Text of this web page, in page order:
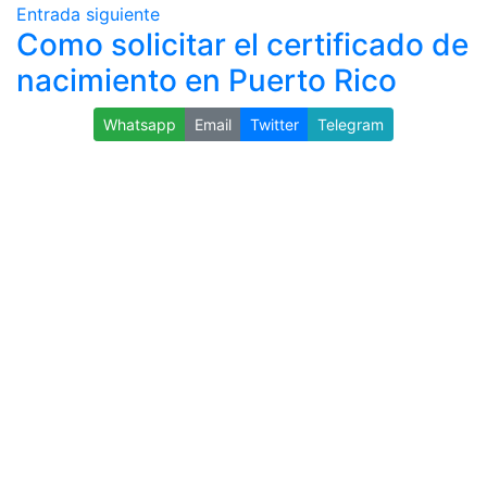
Entrada siguiente
Como solicitar el certificado de
nacimiento en Puerto Rico
Whatsapp Email Twitter Telegram